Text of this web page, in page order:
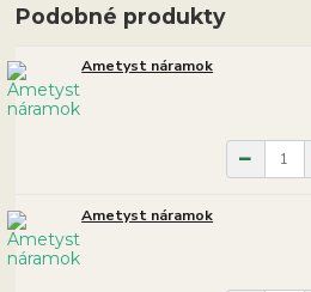
Podobné produkty
Ametyst náramok
Ametyst náramok